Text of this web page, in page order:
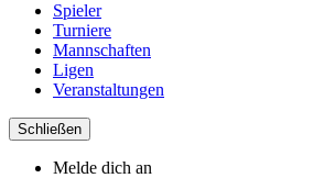
Spieler
Turniere
Mannschaften
Ligen
Veranstaltungen
Schließen
Melde dich an